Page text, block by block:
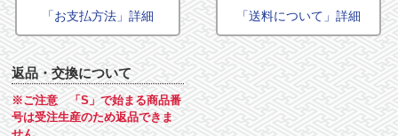
「お支払方法」詳細 「送料について」詳細
返品・交換について
※ご注意 「S」で始まる商品番
号は受注生産のため返品できま